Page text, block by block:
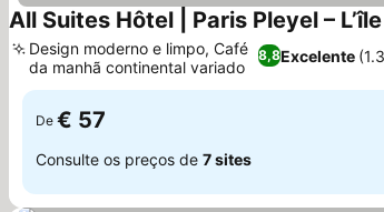
All Suites Hôtel | Paris Pleyel –
8,8Excelente
Design moderno e limpo, Café
da manhã continental variado
De € 57
Consulte os preços de 7 sites